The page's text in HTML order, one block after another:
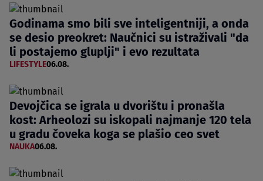
Godinama smo bili sve inteligentniji, a onda
se desio preokret: Naučnici su istraživali "da
li postajemo gluplji" i evo rezultata
LIFESTYLE06.08.
Devojčica se igrala u dvorištu i pronašla
kost: Arheolozi su iskopali najmanje 120 tela
u gradu čoveka koga se plašio ceo svet
NAUKA06.08.